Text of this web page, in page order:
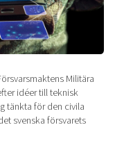
Militära
idéer till teknisk
tänkta för den civila
svenska försvarets